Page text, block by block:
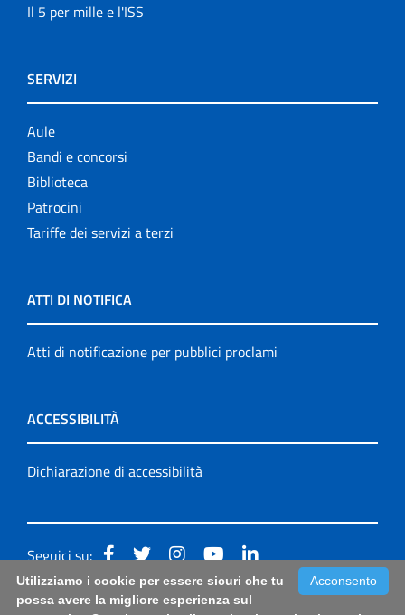
Il 5 per mille e l'ISS
SERVIZI
Aule
Bandi e concorsi
Biblioteca
Patrocini
Tariffe dei servizi a terzi
ATTI DI NOTIFICA
Atti di notificazione per pubblici proclami
ACCESSIBILITÀ
Dichiarazione di accessibilità
Seguici su:
Accessibilità: form di segnalazione di prima istanza per
Acconsento
Utilizziamo i cookie per essere sicuri che tu
possa avere la migliore esperienza sul